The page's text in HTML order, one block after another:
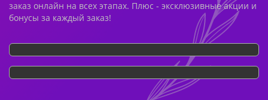
заказ онлайн на всех этапах. Плюс - эксклюзивные акции и
бонусы за каждый заказ!